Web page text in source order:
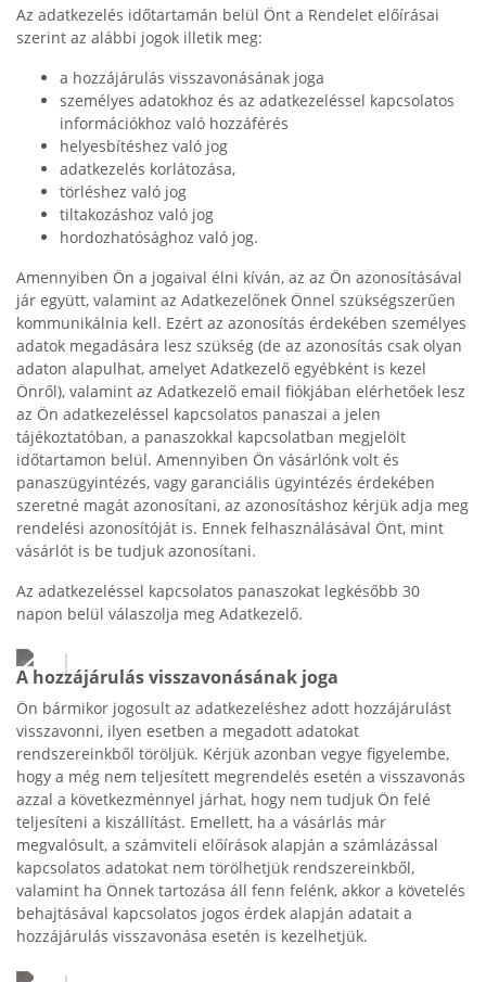
Az adatkezelés időtartamán belül Önt a Rendelet előírásai
szerint az alábbi jogok illetik meg:
a hozzájárulás visszavonásának joga
személyes adatokhoz és az adatkezeléssel kapcsolatos
információkhoz való hozzáférés
helyesbítéshez való jog
adatkezelés korlátozása,
törléshez való jog
tiltakozáshoz való jog
hordozhatósághoz való jog.
Amennyiben Ön a jogaival élni kíván, az az Ön azonosításával
jár együtt, valamint az Adatkezelőnek Önnel szükségszerűen
kommunikálnia kell. Ezért az azonosítás érdekében személyes
adatok megadására lesz szükség (de az azonosítás csak olyan
adaton alapulhat, amelyet Adatkezelő egyébként is kezel
Önről), valamint az Adatkezelő email fiókjában elérhetőek lesz
az Ön adatkezeléssel kapcsolatos panaszai a jelen
tájékoztatóban, a panaszokkal kapcsolatban megjelölt
időtartamon belül. Amennyiben Ön vásárlónk volt és
panaszügyintézés, vagy garanciális ügyintézés érdekében
szeretné magát azonosítani, az azonosításhoz kérjük adja meg
rendelési azonosítóját is. Ennek felhasználásával Önt, mint
vásárlót is be tudjuk azonosítani.
Az adatkezeléssel kapcsolatos panaszokat legkésőbb 30
napon belül válaszolja meg Adatkezelő.
A hozzájárulás visszavonásának joga
Ön bármikor jogosult az adatkezeléshez adott hozzájárulást
visszavonni, ilyen esetben a megadott adatokat
rendszereinkből töröljük. Kérjük azonban vegye figyelembe,
hogy a még nem teljesített megrendelés esetén a visszavonás
azzal a következménnyel járhat, hogy nem tudjuk Ön felé
teljesíteni a kiszállítást. Emellett, ha a vásárlás már
megvalósult, a számviteli előírások alapján a számlázással
kapcsolatos adatokat nem törölhetjük rendszereinkből,
valamint ha Önnek tartozása áll fenn felénk, akkor a követelés
behajtásával kapcsolatos jogos érdek alapján adatait a
hozzájárulás visszavonása esetén is kezelhetjük.